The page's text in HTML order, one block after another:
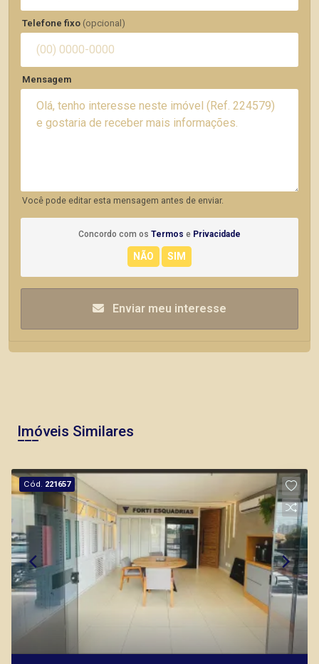
Telefone fixo (opcional)
Mensagem
Você pode editar esta mensagem antes de enviar.
Concordo com os Termos e Privacidade
Enviar meu interesse
Imóveis Similares
Cód. 221657